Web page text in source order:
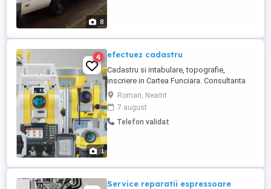
8
1
4 efectuez cadastru
Cadastru si intabulare, topografie,
inscriere in Cartea Funciara. Consultanta
gratuita. tel. 0722676845
Roman, Neamt
7 august
Telefon validat
Service reparatii espressoare